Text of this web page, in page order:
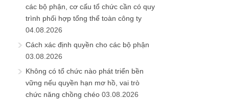
các bộ phận, cơ cấu tổ chức cần có quy
trình phối hợp tổng thể toàn công ty
04.08.2026
Cách xác định quyền cho các bộ phận
03.08.2026
Không có tổ chức nào phát triển bền
vững nếu quyền hạn mơ hồ, vai trò
chức năng chồng chéo 03.08.2026